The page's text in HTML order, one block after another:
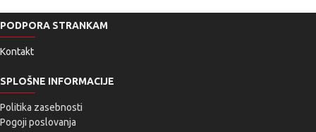
PODPORA STRANKAM
Kontakt
SPLOŠNE INFORMACIJE
Politika zasebnosti
Pogoji poslovanja